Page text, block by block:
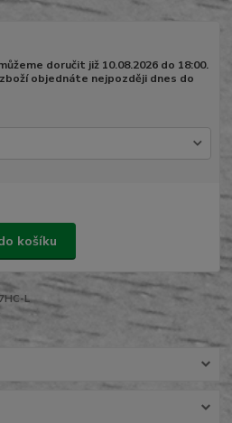
doručit již 10.08.2026 do 18:00.
objednáte nejpozději dnes do
košíku
L